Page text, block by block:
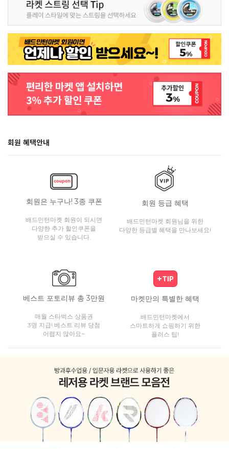
회원 혜택안내
회원은 누구나! 3종 쿠폰
배드민턴마켓 회원이 되시면
다양한 추가 할인쿠폰을
받으실 수 있습니다.
회원 등급 혜택
배드민턴마켓 회원님을 위한
다양한 등급별 혜택을 만나보세요!
베스트 포토리뷰 총 3만원
매월 스타벅스 상품권
3명 지급! 베스트 리뷰 당첨
어렵지 않아요~
마켓만의 특별한 혜택
배드민턴마켓에서
스마트하게 쇼핑하기 위한
플러스 팁!